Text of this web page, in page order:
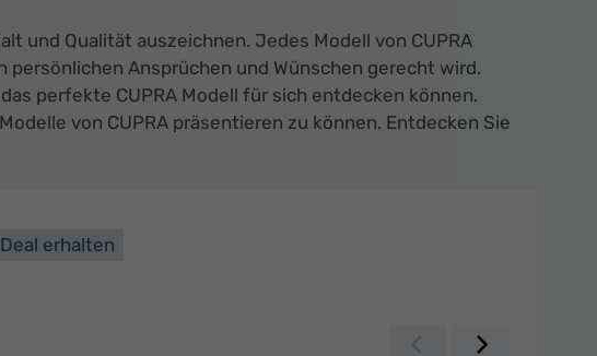
und Qualität auszeichnen. Jedes Modell von CUPRA
Ansprüchen und Wünschen gerecht wird.
perfekte CUPRA Modell für sich entdecken können.
von CUPRA präsentieren zu können. Entdecken Sie
erhalten
Zurück